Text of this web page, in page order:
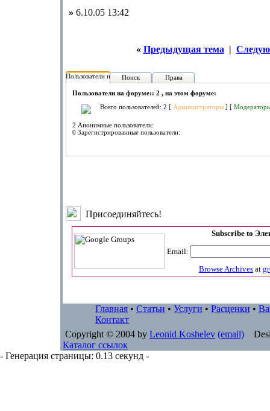
» 6.10.05 13:42
« Предыдущая тема |
Пользователи на форуме:
Поиск Права
Пользователи на форуме:: 2 , на этом форуме:
Всего пользователей: 2 [ Администраторы ] [
2 Анонимные пользователи:
0 Зарегистрированные пользователи:
Присоединяйтесь!
Subscribe to
Email:
Browse Archives at
Главная • Статьи • Услуги • Расценки •
Контакт
Copyright © 2004 by Leonid Koshelev (email)
Каталог ссылок
- Генерация страницы: 0.13 секунд -